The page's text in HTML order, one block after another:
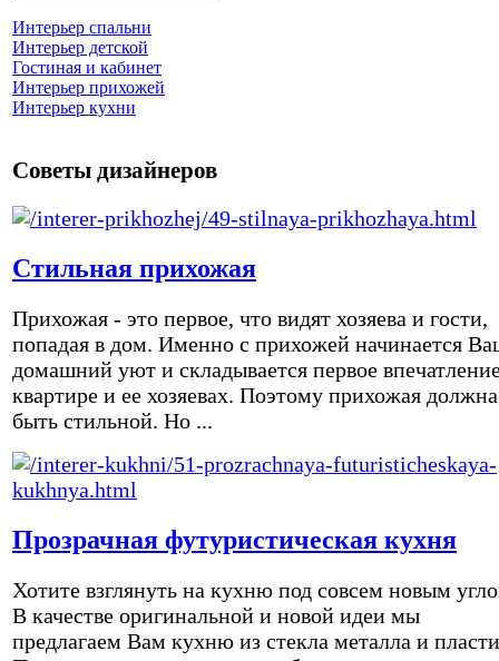
Интерьер спальни
Интерьер детской
Гостиная и кабинет
Интерьер прихожей
Интерьер кухни
Советы дизайнеров
Стильная прихожая
Прихожая - это первое, что видят хозяева и гости,
попадая в дом. Именно с прихожей начинается
домашний уют и складывается первое
квартире и ее хозяевах. Поэтому прихожая должна
быть стильной. Но ...
Прозрачная футуристическая кухня
Хотите взглянуть на кухню под совсем новым
В качестве оригинальной и новой идеи мы
предлагаем Вам кухню из стекла металла и